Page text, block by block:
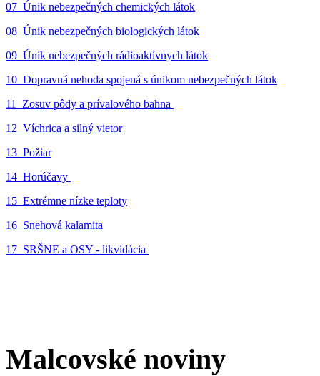
07_Únik nebezpečných chemických látok
08_Únik nebezpečných biologických látok
09_Únik nebezpečných rádioaktívnych látok
10_Dopravná nehoda spojená s únikom nebezpečných látok
11_Zosuv pôdy a prívalového bahna
12_Víchrica a silný vietor
13_Požiar
14_Horúčavy
15_Extrémne nízke teploty
16_Snehová kalamita
17_SRŠNE a OSY - likvidácia
Malcovské noviny